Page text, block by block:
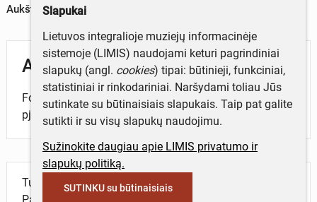
Aukštis x plotis (vaizdas) – 17,0 x 19,4 cm (2019-03-14)
Aprašymas
Fotografijoje – lauko fone matosi prietaisas malkoms
pjauti.
Turite daugiau informacijos apie objektą?
Slapukai
Lietuvos integralioje muziejų informacinėje
sistemoje (LIMIS) naudojami keturi pagrindiniai
slapukų (angl. cookies) tipai: būtinieji, funkciniai,
statistiniai ir rinkodariniai. Naršydami toliau Jūs
sutinkate su būtinaisiais slapukais. Taip pat galite
sutikti ir su visų slapukų naudojimu.
Sužinokite daugiau apie LIMIS privatumo ir
slapukų politiką.
SUTINKU su būtinaisiais